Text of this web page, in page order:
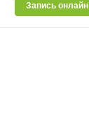
Запись онлайн